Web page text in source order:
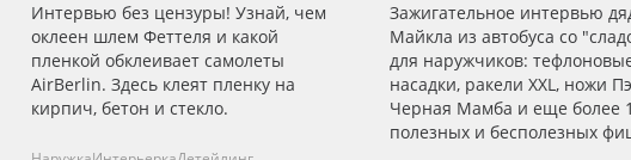
Интервью без цензуры! Узнай, чем
оклеен шлем Феттеля и какой
пленкой обклеивает самолеты
AirBerlin. Здесь клеят пленку на
кирпич, бетон и стекло.
Зажигательное интервью
Майкла из автобуса со
для наружчиков:
насадки, ракели XXL, ножи
Черная Мамба и еще более
полезных и бесполезных